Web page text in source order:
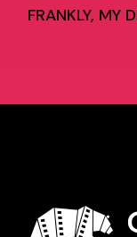
FRANKLY, MY